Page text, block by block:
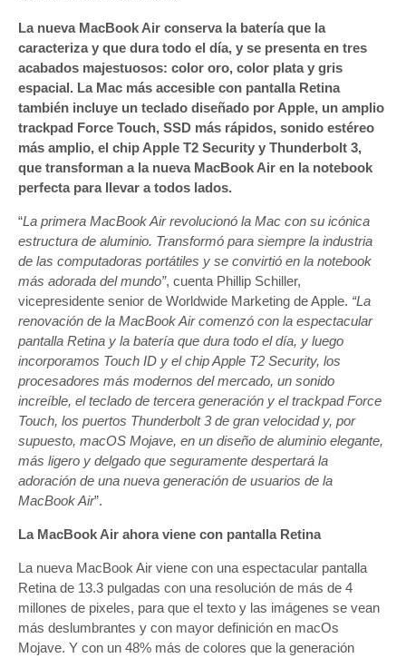
por
Apple
La nueva MacBook Air conserva la batería que la
caracteriza y que dura todo el día, y se presenta en tres
acabados majestuosos: color oro, color plata y gris
espacial. La Mac más accesible con pantalla Retina
también incluye un teclado diseñado por Apple, un amplio
trackpad Force Touch, SSD más rápidos, sonido estéreo
más amplio, el chip Apple T2 Security y Thunderbolt 3,
que transforman a la nueva MacBook Air en la notebook
perfecta para llevar a todos lados.
“La primera MacBook Air revolucionó la Mac con su icónica
estructura de aluminio. Transformó para siempre la industria
de las computadoras portátiles y se convirtió en la notebook
más adorada del mundo”, cuenta Phillip Schiller,
vicepresidente senior de Worldwide Marketing de Apple. “La
renovación de la MacBook Air comenzó con la espectacular
pantalla Retina y la batería que dura todo el día, y luego
incorporamos Touch ID y el chip Apple T2 Security, los
procesadores más modernos del mercado, un sonido
increíble, el teclado de tercera generación y el trackpad Force
Touch, los puertos Thunderbolt 3 de gran velocidad y, por
supuesto, macOS Mojave, en un diseño de aluminio elegante,
más ligero y delgado que seguramente despertará la
adoración de una nueva generación de usuarios de la
MacBook Air”.
La MacBook Air ahora viene con pantalla Retina
La nueva MacBook Air viene con una espectacular pantalla
Retina de 13.3 pulgadas con una resolución de más de 4
millones de pixeles, para que el texto y las imágenes se vean
más deslumbrantes y con mayor definición en macOs
Mojave. Y con un 48% más de colores que la generación